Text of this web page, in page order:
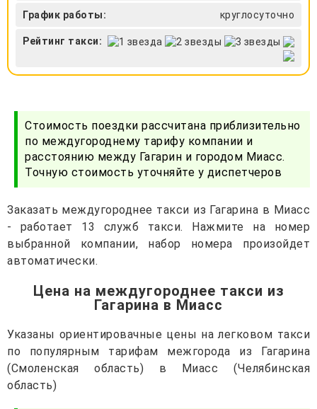
График работы: круглосуточно
Рейтинг такси:
Стоимость поездки рассчитана приблизительно
по междугороднему тарифу компании и
расстоянию между Гагарин и городом Миасс.
Точную стоимость уточняйте у диспетчеров
Заказать междугороднее такси из Гагарина в Миасс
- работает 13 служб такси. Нажмите на номер
выбранной компании, набор номера произойдет
автоматически.
Цена на междугороднее такси из
Гагарина в Миасс
Указаны ориентировачные цены на легковом такси
по популярным тарифам межгорода из Гагарина
(Смоленская область) в Миасс (Челябинская
область)